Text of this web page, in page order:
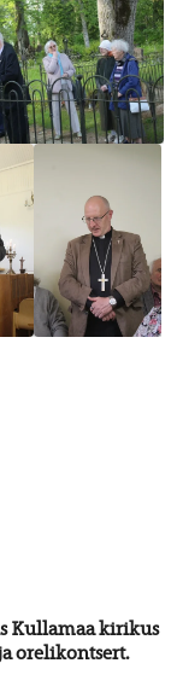
Kullamaa kirikus
orelikontsert.